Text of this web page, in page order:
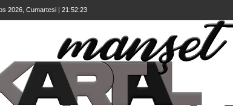
2026, Cumartesi | 21:52:23